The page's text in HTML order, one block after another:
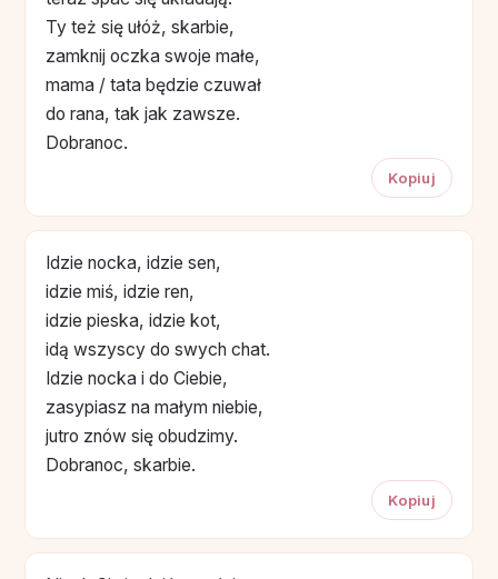
Ty też się ułóż, skarbie,
zamknij oczka swoje małe,
mama / tata będzie czuwał
do rana, tak jak zawsze.
Dobranoc.
Kopiuj
Idzie nocka, idzie sen,
idzie miś, idzie ren,
idzie pieska, idzie kot,
idą wszyscy do swych chat.
Idzie nocka i do Ciebie,
zasypiasz na małym niebie,
jutro znów się obudzimy.
Dobranoc, skarbie.
Kopiuj